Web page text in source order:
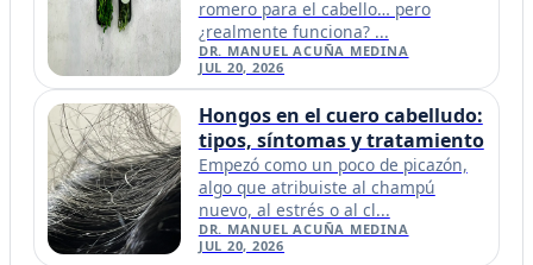
romero para el cabello… pero
¿realmente funciona? ...
DR. MANUEL ACUÑA MEDINA
JUL 20, 2026
Hongos en el cuero cabelludo:
tipos, síntomas y tratamiento
Empezó como un poco de picazón,
algo que atribuiste al champú
nuevo, al estrés o al cl...
DR. MANUEL ACUÑA MEDINA
JUL 20, 2026